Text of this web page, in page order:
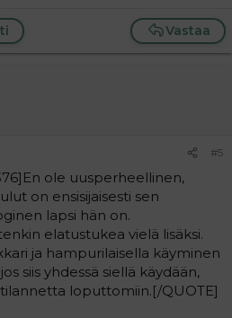
Vastaa
#5
ole uusperheellinen,
on ensisijaisesti sen
lapsi hän on.
elatustukea vielä lisäksi.
ja hampurilaisella käyminen
siis yhdessä siellä käydään,
loputtomiin.[/QUOTE]